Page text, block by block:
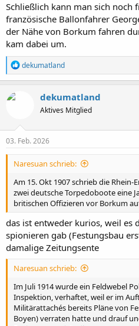
Schließlich kann man sich noch
französische Ballonfahrer
der Nähe von Borkum fahren
kam dabei um.
R
e
a
n
e
dekumatland
dekumatland
Aktives Mitglied
03. Feb. 2026
Naresuan schrieb:
Am 15. Okt 1907 schrieb die Rhein-
zwei deutsche Torpedoboote eine
britischen Offizieren vor Borkum
das ist entweder kurios, weil es
spionieren gab (Festungsbau
damalige Zeitungsente
Naresuan schrieb:
Im Juli 1914 wurde ein Feldwebel
Inspektion, verhaftet, weil er im
Militärattachés bereits Pläne von
Boyen) verraten hatte und drauf